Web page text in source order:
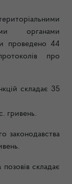
органами
проведено 44
про
складає 35
гривень.
законодавства
позовів складає